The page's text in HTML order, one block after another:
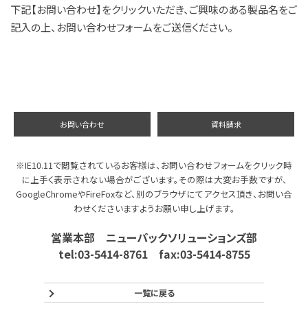
下記【お問い合わせ】をクリックいただき、ご興味のある製品名をご
記入の上、お問い合わせフォームをご送信ください。
お問い合わせ 資料請求
※IE10.11で閲覧されているお客様は、お問い合わせフォームをクリック時
に上手く表示されない場合がございます。その際は大変お手数ですが、
GoogleChromeやFireFoxなど、別のブラウザにてアクセス頂き、お問い合
わせくださいますようお願い申し上げます。
営業本部 ニューパックソリューションズ部
tel:03-5414-8761 fax:03-5414-8755
一覧に戻る